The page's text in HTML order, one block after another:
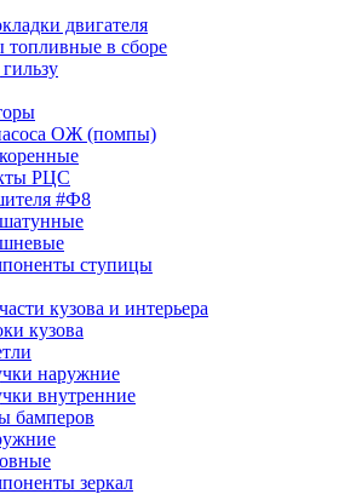
двигателя
топливные в сборе
ОЖ (помпы)
РЦС
#Ф8
ступицы
кузова и интерьера
кузова
наружние
внутренние
бамперов
зеркал